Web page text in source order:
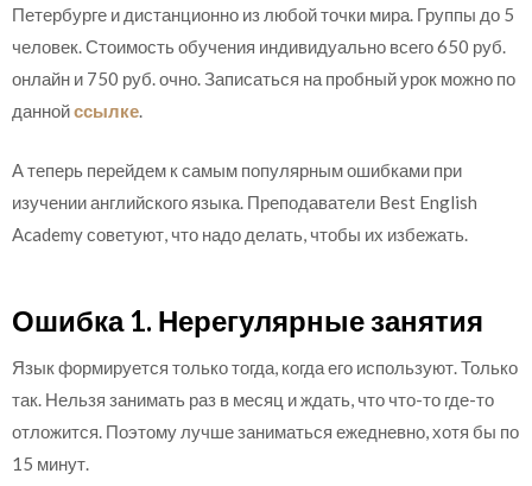
Петербурге и дистанционно из любой точки мира. Группы до 5
человек. Стоимость обучения индивидуально всего 650 руб.
онлайн и 750 руб. очно. Записаться на пробный урок можно по
даннойссылке.
А теперь перейдем к самым популярным ошибками при
изучении английского языка. Преподаватели Best English
Academy советуют, что надо делать, чтобы их избежать.
Ошибка 1. Нерегулярные занятия
Язык формируется только тогда, когда его используют. Только
так. Нельзя занимать раз в месяц и ждать, что что-то где-то
отложится. Поэтому лучше заниматься ежедневно, хотя бы по
15 минут.